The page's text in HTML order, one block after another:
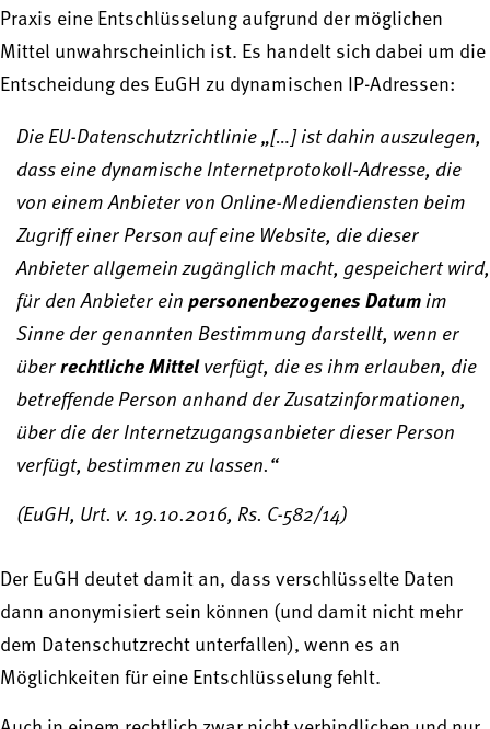
Praxis eine Entschlüsselung aufgrund der möglichen
Mittel unwahrscheinlich ist. Es handelt sich dabei um die
Entscheidung des EuGH zu dynamischen IP-Adressen:
Die EU-Datenschutzrichtlinie „[…] ist dahin auszulegen,
dass eine dynamische Internetprotokoll-Adresse, die
von einem Anbieter von Online-Mediendiensten beim
Zugriff einer Person auf eine Website, die dieser
Anbieter allgemein zugänglich macht, gespeichert wird,
für den Anbieter einpersonenbezogenes Datumim
Sinne der genannten Bestimmung darstellt, wenn er
überrechtliche Mittelverfügt, die es ihm erlauben, die
betreffende Person anhand der Zusatzinformationen,
über die der Internetzugangsanbieter dieser Person
verfügt, bestimmen zu lassen.“
(EuGH, Urt. v. 19.10.2016, Rs. C-582/14)
Der EuGH deutet damit an, dass verschlüsselte Daten
dann anonymisiert sein können (und damit nicht mehr
dem Datenschutzrecht unterfallen), wenn es an
Möglichkeiten für eine Entschlüsselung fehlt.